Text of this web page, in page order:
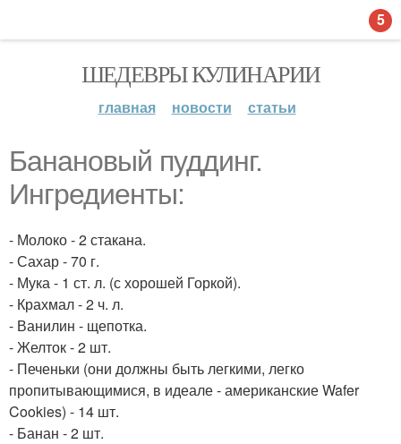
ШЕДЕВРЫ КУЛИНАРИИ
главная новости статьи
Банановый пуддинг.
Ингредиенты:
- Молоко - 2 стакана.
- Сахар - 70 г.
- Мука - 1 ст. л. (с хорошей Горкой).
- Крахмал - 2 ч. л.
- Ванилин - щепотка.
- Желток - 2 шт.
- Печеньки (они должны быть легкими, легко
пропитывающимися, в идеале - американские Wafer
Cookies) - 14 шт.
- Банан - 2 шт.
5